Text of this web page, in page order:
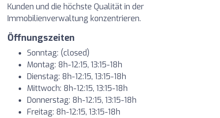
Kunden und die höchste Qualität in der
Immobilienverwaltung konzentrieren.
Öffnungszeiten
Sonntag: (closed)
Montag: 8h-12:15, 13:15-18h
Dienstag: 8h-12:15, 13:15-18h
Mittwoch: 8h-12:15, 13:15-18h
Donnerstag: 8h-12:15, 13:15-18h
Freitag: 8h-12:15, 13:15-18h